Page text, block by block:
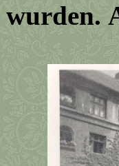
wurden.